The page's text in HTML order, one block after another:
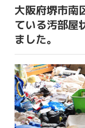
大阪府堺市南
ている汚部屋
ました。